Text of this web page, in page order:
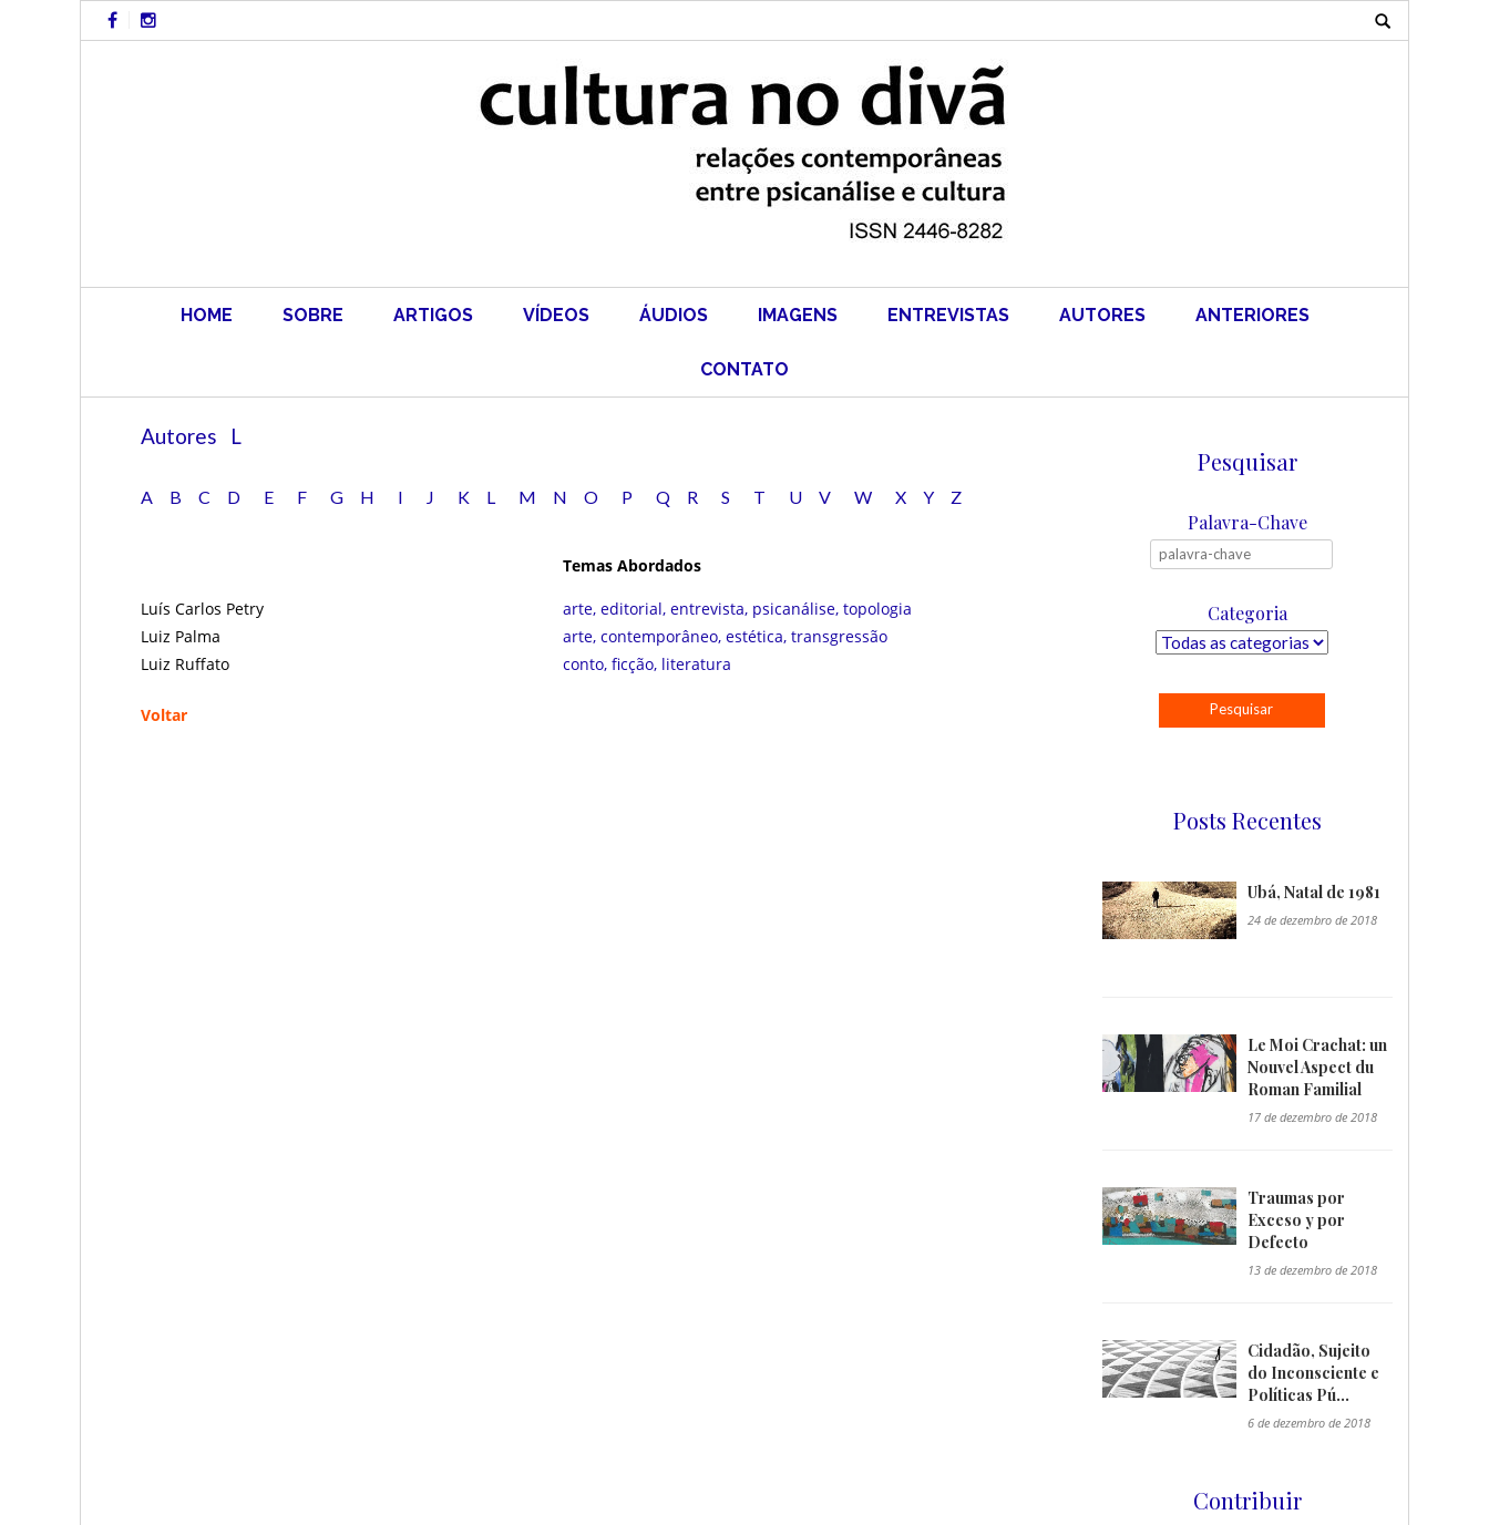
Skip
to
Search
for:
HOME SOBRE ARTIGOS VÍDEOS ÁUDIOS IMAGENS ENTREVISTAS AUTORES ANTERIORES
CONTATO
Autores L
A B C D E F G H I J K L M N O P Q R S T U V W X Y Z
Temas Abordados
Luís Carlos Petry arte, editorial, entrevista, psicanálise, topologia
Luiz Palma
arte, contemporâneo, estética, transgressão
Luiz Ruffato
conto, ficção, literatura
Voltar
Pesquisar
Palavra-Chave
Categoria
Posts Recentes
"/>
Ubá, Natal de 1981
24 de dezembro de 2018
"/>
Le Moi Crachat: un
Nouvel Aspect du
Roman Familial
17 de dezembro de 2018
"/>
Traumas por
Exceso y por
Defecto
13 de dezembro de 2018
"/>
Cidadão, Sujeito
do Inconsciente e
Políticas Pú...
6 de dezembro de 2018
Contribuir